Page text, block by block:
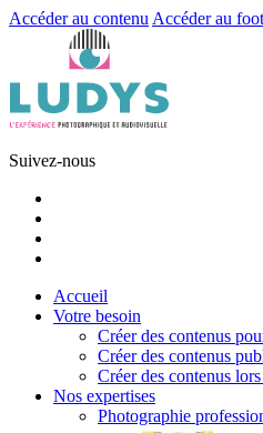
Accéder au contenu Accéder au
Suivez-nous
Accueil
Votre besoin
Créer des contenus
Créer des contenus
Créer des contenus
Nos expertises
Photographie